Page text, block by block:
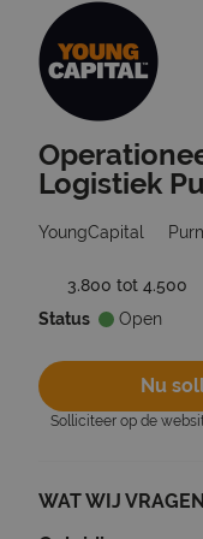
Logistiek
YoungCapital
3.800 tot 4.500
Status
Open
Nu
Solliciteer op de
WAT WIJ VRAGEN